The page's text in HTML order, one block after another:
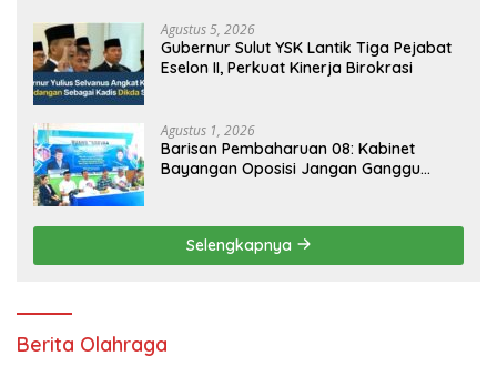
Agustus 5, 2026
Gubernur Sulut YSK Lantik Tiga Pejabat
Eselon II, Perkuat Kinerja Birokrasi
Agustus 1, 2026
Barisan Pembaharuan 08: Kabinet
Bayangan Oposisi Jangan Ganggu
Selengkapnya
Berita Olahraga